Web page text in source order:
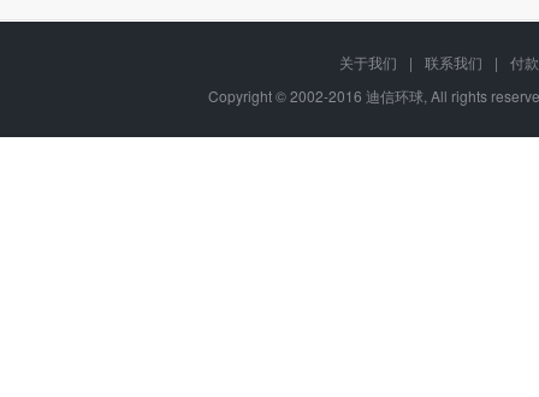
关于我们 | 联系我们 |
付
Copyright © 2002-2016 迪信环球, All rights